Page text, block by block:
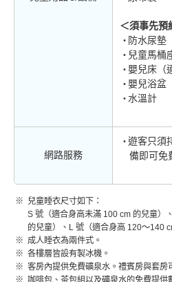
＜須事先預
防水尿墊
兒童馬桶
嬰兒床（
嬰兒浴盆
水溫計
網路服務
遊客只須
備即可免
兒童睡衣尺寸如下：
S 號（適合身高未滿 100 cm 的兒童）
的兒童）、L 號（適合身高 120～140
成人睡衣為兩件式。
各樓層皆設有製冰機。
客房內提供免費礦泉水。禮賓房與套房
咖啡包、茶包組以及礦泉水的免費提供